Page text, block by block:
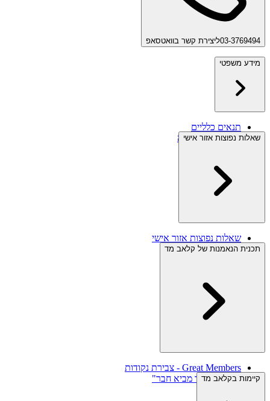
03-3769494ליצירת קשר בוואטסאפ
מידע משפטי
תנאים כלליים
תנאי ביטול עסקה
שאלות נפוצות אזור אישי
שאלות נפוצות אזור אישי
תכנית הנאמנות של קלאב מד
Great Members - צבירת נקודות
תוכנית "חבר מביא חבר"
קיימות בקלאב מד